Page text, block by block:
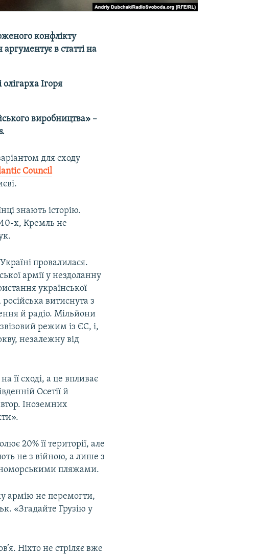
конфлікту
в статті на
Ігоря
виробництва» –
для сходу
Council
знають історію.
х, Кремль не
провалилася.
армії у нездоланну
української
витиснута з
й радіо. Мільйони
режим із ЄС, і,
незалежну від
її сході, а це впливає
Осетії й
Іноземних
20% її території, але
не з війною, а лише з
пляжами.
армію не перемогти,
«Згадайте Грузію у
Ніхто не стріляє вже